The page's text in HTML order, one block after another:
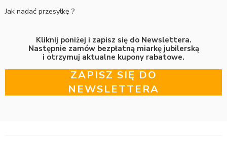
Jak nadać przesyłkę ?
Kliknij poniżej i zapisz się do Newslettera.
Następnie zamów bezpłatną miarkę jubilerską
i otrzymuj aktualne kupony rabatowe.
ZAPISZ SIĘ DO
NEWSLETTERA